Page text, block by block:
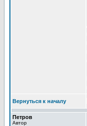
Вернуться к началу
Петров
Автор